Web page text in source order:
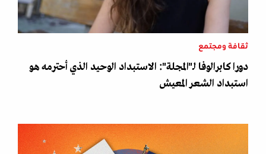
ثقافة ومجتمع
دورا كابرالوفا لـ"المجلة": الاستبداد الوحيد الذي أحترمه هو
استبداد الشعر المعيش